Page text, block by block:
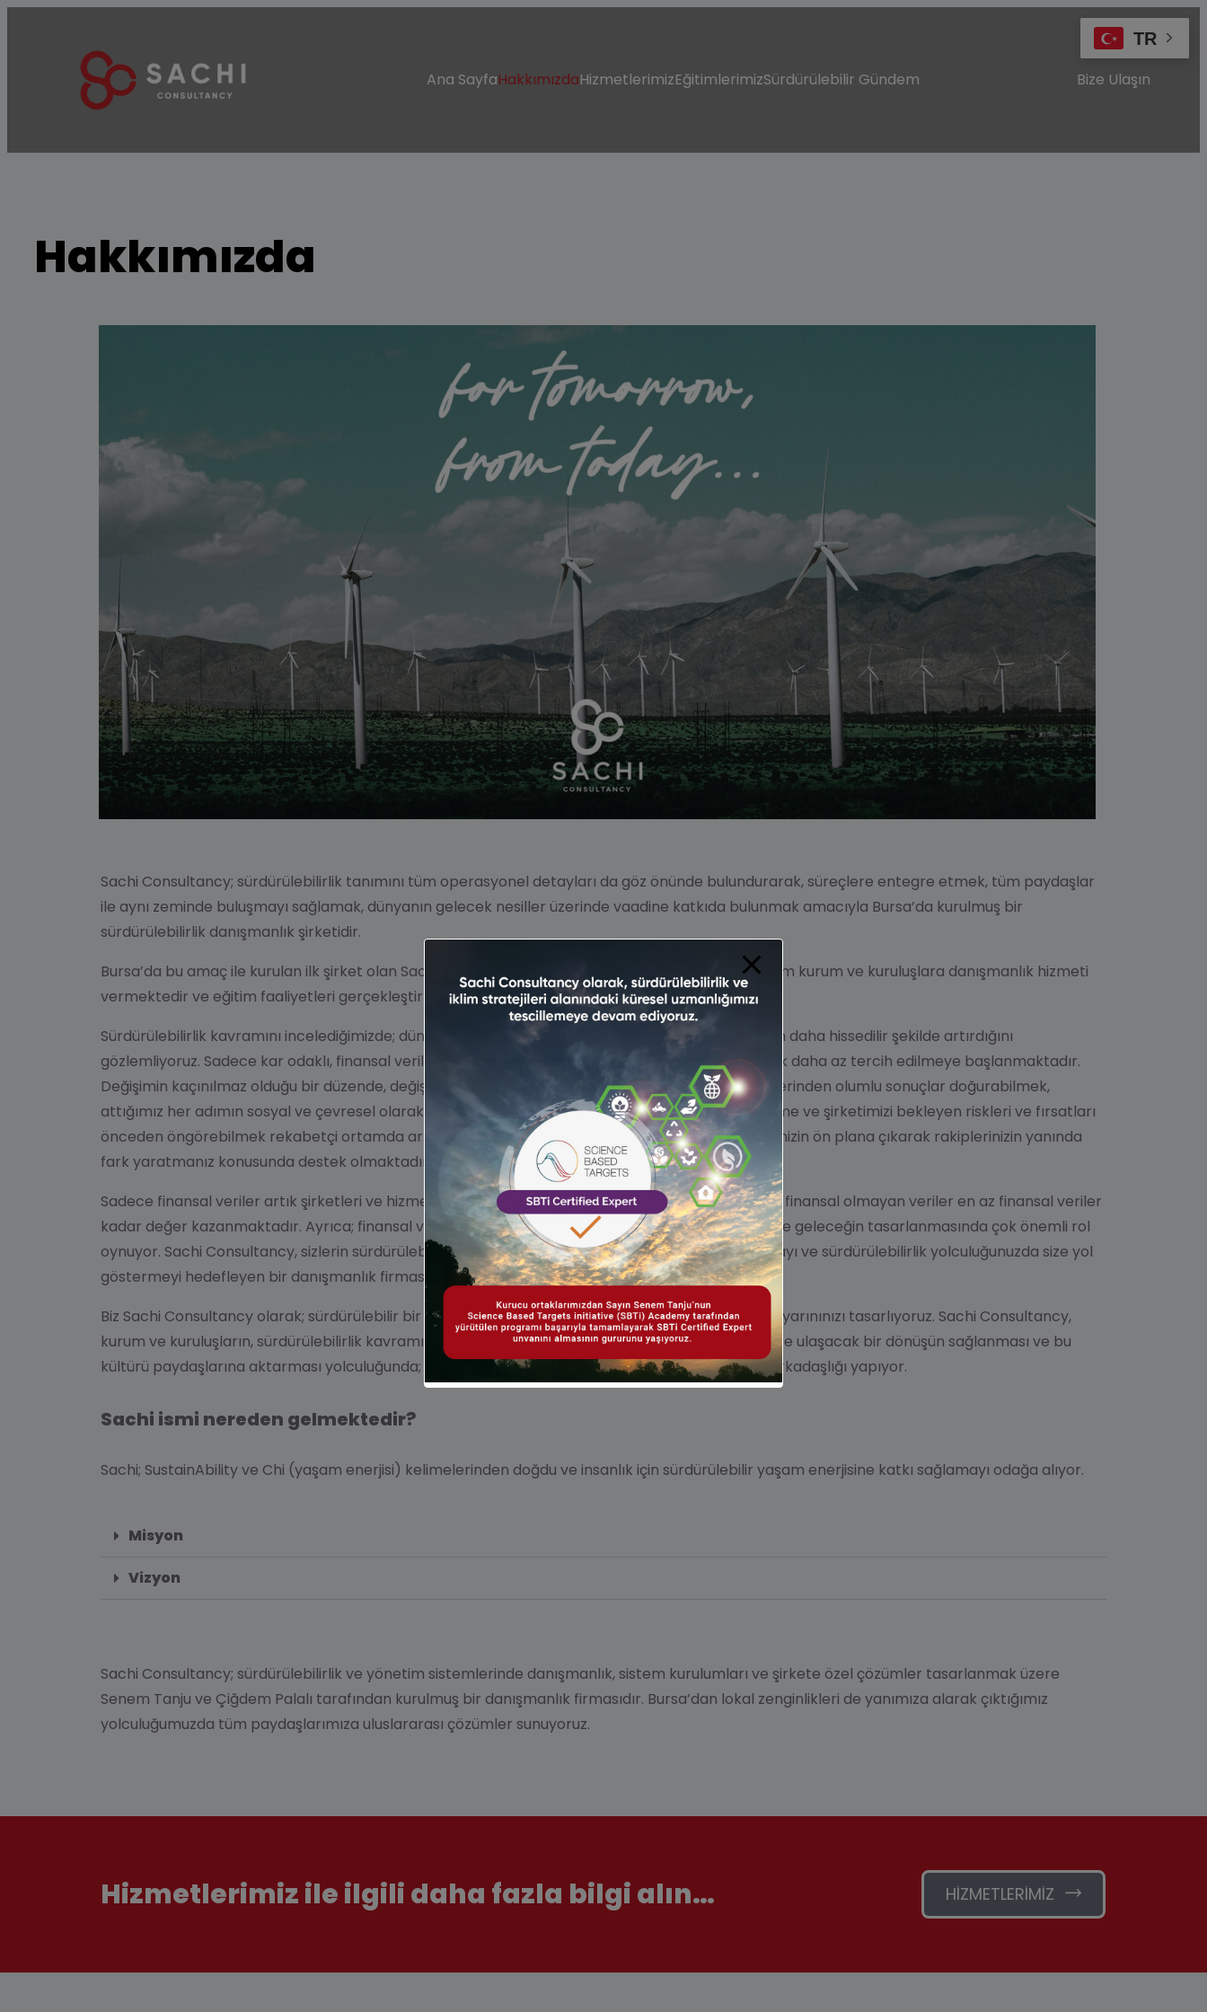
Ana SayfaHakkımızdaHizmetlerimizEğitimlerimizSürdürülebilir Gündem Bize Ulaşın
Hakkımızda
Sachi Consultancy; sürdürülebilirlik tanımını tüm operasyonel detayları da göz önünde bulundurarak, süreçlere entegre etmek, tüm paydaşlar
ile aynı zeminde buluşmayı sağlamak, dünyanın gelecek nesiller üzerinde vaadine katkıda bulunmak amacıyla Bursa’da kurulmuş bir
sürdürülebilirlik danışmanlık şirketidir.
Bursa’da bu amaç ile kurulan ilk şirket olan Sachi Consultancy
ayrıca bünyesinde yetkinlikler ile tüm kurum ve kuruluşlara danışmanlık hizmeti
vermektedir ve eğitim faaliyetleri gerçekleştirmektedir.
Sürdürülebilirlik kavramını incelediğimizde; dünyanın çevresel ve sosyal sinyallerinin her geçen gün daha hissedilir şekilde artırdığını
gözlemliyoruz. Sadece kar odaklı, finansal verilere bağlı sistemler de paydaşlar tarafından giderek daha az tercih edilmeye başlanmaktadır.
Değişimin kaçınılmaz olduğu bir düzende, değişen dinamiklere uyum sağlamak, değişikliklerin etkilerinden olumlu sonuçlar doğurabilmek,
attığımız her adımın sosyal ve çevresel olarak arkasında durabilmek, gerektiğinde hesap verebilme ve şirketimizi bekleyen riskleri ve fırsatları
önceden öngörebilmek rekabetçi ortamda artan rekabet ortamında öne çıkmanız, güçlü yönlerinizin ön plana çıkarak rakiplerinizin yanında
fark yaratmanız konusunda destek olmaktadır.
Sadece finansal veriler artık şirketleri ve hizmetlerini geleceğe taşımak için yeterli değildir ve tüm finansal olmayan veriler en az finansal veriler
kadar değer kazanmaktadır. Ayrıca; finansal verilerin yanında; çevresel ve sosyal tüm etmenler de geleceğin tasarlanmasında çok önemli rol
oynuyor. Sachi Consultancy, sizlerin sürdürülebilirlik yol haritalarını size özel metotlar ile oluşturmayı ve sürdürülebilirlik yolculuğunuzda size yol
göstermeyi hedefleyen bir danışmanlık firmasıdır.
Biz Sachi Consultancy olarak; sürdürülebilir bir dünyanın mümkün olduğuna inanıyor ve bugünden yarınınızı tasarlıyoruz. Sachi Consultancy,
kurum ve kuruluşların, sürdürülebilirlik kavramını tüm hayatlarına entegre etmesi, gelecek nesillere ulaşacak bir dönüşün sağlanması ve bu
kültürü paydaşlarına aktarması yolculuğunda; analiz, raporlama ve danışmanlık servisleri ile yol arkadaşlığı yapıyor.
Sachi ismi nereden gelmektedir?
Sachi; SustainAbility ve Chi (yaşam enerjisi) kelimelerinden doğdu ve insanlık için sürdürülebilir yaşam enerjisine katkı sağlamayı odağa alıyor.
Misyon
Vizyon
Sachi Consultancy; sürdürülebilirlik ve yönetim sistemlerinde danışmanlık, sistem kurulumları ve şirkete özel çözümler tasarlanmak üzere
Senem Tanju ve Çiğdem Palalı tarafından kurulmuş bir danışmanlık firmasıdır. Bursa’dan lokal zenginlikleri de yanımıza alarak çıktığımız
yolculuğumuzda tüm paydaşlarımıza uluslararası çözümler sunuyoruz.
Hizmetlerimiz ile ilgili daha fazla bilgi alın… HIZMETLERIMIZ
TR
modal-check